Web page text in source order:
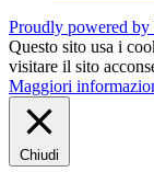
Proudly powered by
Questo sito usa i
visitare il sito
Maggiori
Chiudi